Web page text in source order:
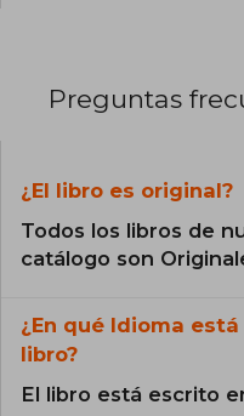
Preguntas
¿El libro es original?
Todos los libros de
catálogo son
¿En qué Idioma
libro?
El libro está escrito